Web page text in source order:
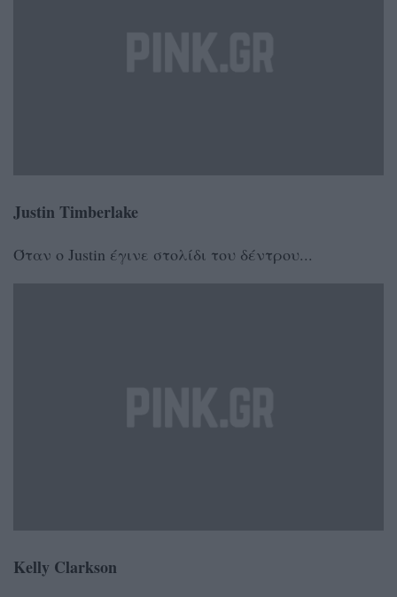
Justin Timberlake
Όταν ο Justin έγινε στολίδι του δέντρου...
Kelly Clarkson